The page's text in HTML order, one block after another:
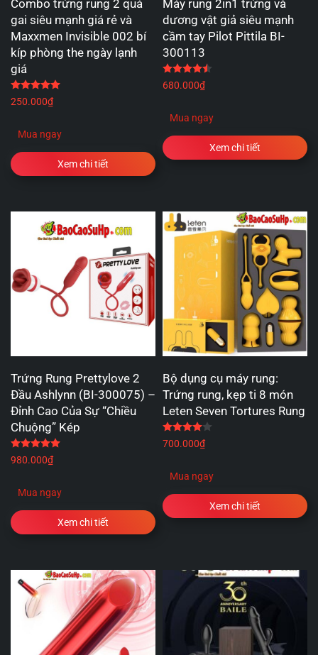
Combo trứng rung 2 quả
gai siêu mạnh giá rẻ và
Maxxmen Invisible 002 bí
kíp phòng the ngày lạnh
giá
5 sao
250.000₫
Mua ngay
Xem chi tiết
Máy rung 2in1 trứng và
dương vật giả siêu mạnh
cầm tay Pilot Pittila BI-
300113
680.000₫
Mua ngay
Xem chi tiết
Trứng Rung Prettylove 2
Đầu Ashlynn (BI-300075) –
Đỉnh Cao Của Sự “Chiều
Chuộng” Kép
5 sao
980.000₫
Mua ngay
Xem chi tiết
Bộ dụng cụ máy rung:
Trứng rung, kẹp ti 8 món
Leten Seven Tortures Rung
700.000₫
Mua ngay
Xem chi tiết